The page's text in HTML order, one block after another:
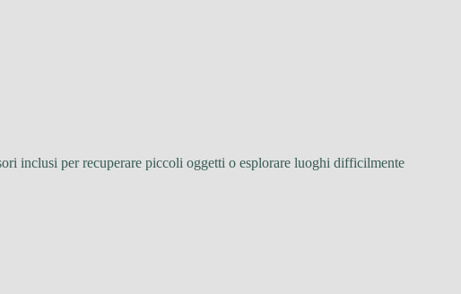
inclusi per recuperare piccoli oggetti o esplorare luoghi difficilmente